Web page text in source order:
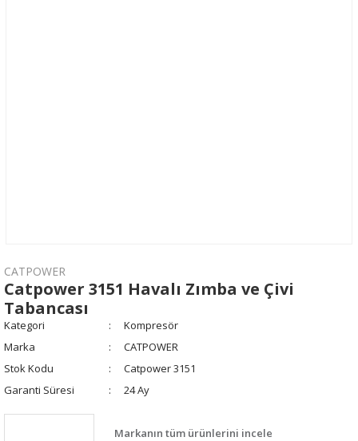
CATPOWER
Catpower 3151 Havalı Zımba ve Çivi
Tabancası
Kategori
Kompresör
Marka
CATPOWER
Stok Kodu
Catpower 3151
Garanti Süresi
24 Ay
Markanın tüm ürünlerini incele